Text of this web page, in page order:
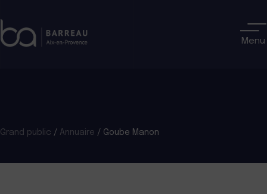
to
content
Menu
Grand public / Annuaire / Goube Manon